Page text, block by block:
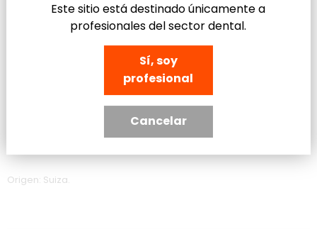
Fresa cerámica para tratamientos de gingivectomia. Cauteriza
mientras corta la encía. Uso en seco
Contiene 1 unidad, disponible en Turbina(FG)
Fabricante: Vanetti SA.
Origen: Suiza.
Este sitio está destinado únicamente a
profesionales del sector dental.
Sí, soy
profesional
Cancelar